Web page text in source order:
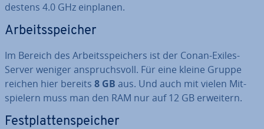
des­tens 4.0 GHz einplanen.
Ar­beits­spei­cher
Im Bereich des Ar­beits­spei­chers ist der Conan-Exiles-
Server weniger an­spruchs­voll. Für eine kleine Gruppe
reichen hier bereits 8 GB aus. Und auch mit vielen Mit­
spie­lern muss man den RAM nur auf 12 GB erweitern.
Fest­plat­ten­spei­cher